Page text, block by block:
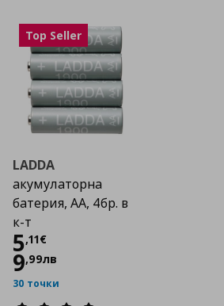
Top Seller
LADDA
акумулаторна
батерия, АА, 4бр. в
к-т
5,11€
Цена
9,99лв
30 точки